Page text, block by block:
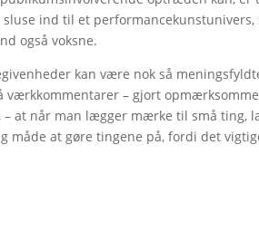
ind til et
også voksne.
kan være nok så
værkkommentarer – gjort
at når man lægger mærke til små ting,
måde at gøre tingene på, fordi det